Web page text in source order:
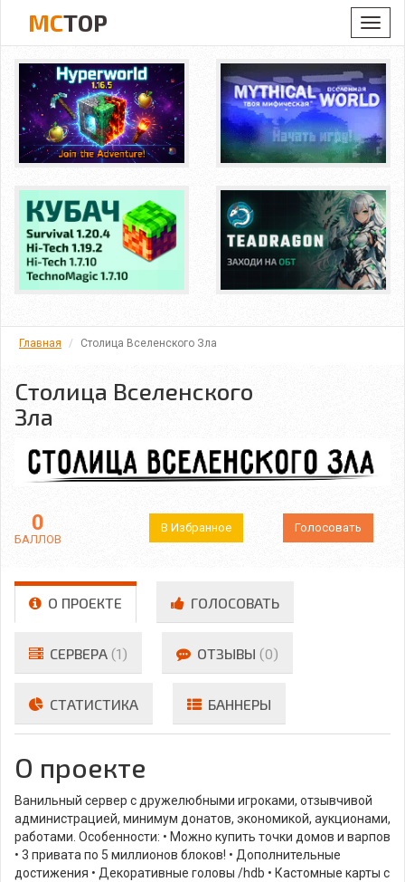
MCTOP
Главная Столица Вселенского Зла
Столица Вселенского
Зла
0
БАЛЛОВ
В Избранное Голосовать
О ПРОЕКТЕ ГОЛОСОВАТЬ
СЕРВЕРА (1) ОТЗЫВЫ (0)
СТАТИСТИКА БАННЕРЫ
О проекте
Ванильный сервер с дружелюбными игроками, отзывчивой
администрацией, минимум донатов, экономикой, аукционами,
работами. Особенности: • Можно купить точки домов и варпов
• 3 привата по 5 миллионов блоков! • Дополнительные
достижения • Декоративные головы /hdb • Кастомные карты с